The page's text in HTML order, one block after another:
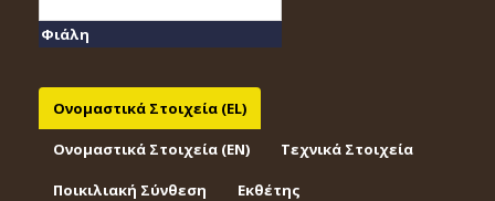
Φιάλη
Ονομαστικά Στοιχεία (EL)
Ονομαστικά Στοιχεία (EΝ) Τεχνικά Στοιχεία
Ποικιλιακή Σύνθεση Εκθέτης